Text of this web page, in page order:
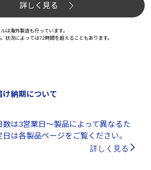
詳しく見る
は海外製造も行っています。
状況によっては72時間を超えることもあります。
け納期について
数は3営業日～製品によって異なるた
は各製品ページをご覧ください。
詳しく見る